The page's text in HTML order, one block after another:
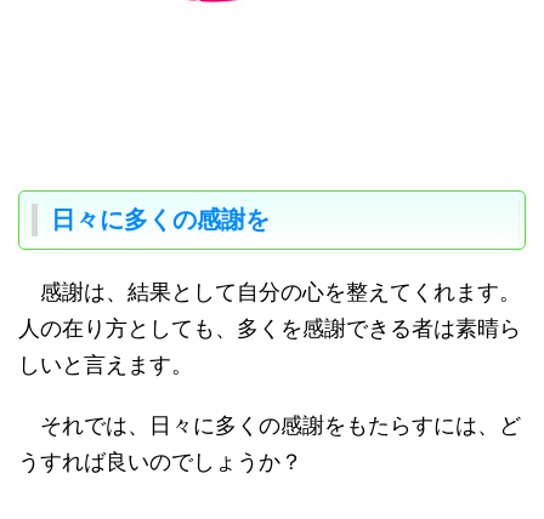
日々に多くの感謝を
感謝は、結果として自分の心を整えてくれます。
人の在り方としても、多くを感謝できる者は素晴ら
しいと言えます。
それでは、日々に多くの感謝をもたらすには、ど
うすれば良いのでしょうか？